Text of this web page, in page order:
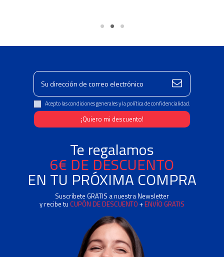
Acepto las condiciones generales y la política de confidencialidad.
Te regalamos
6€ DE DESCUENTO
EN TU PRÓXIMA COMPRA
Suscríbete GRATIS a nuestra Newsletter
y recibe tu CUPÓN DE DESCUENTO + ENVÍO GRATIS